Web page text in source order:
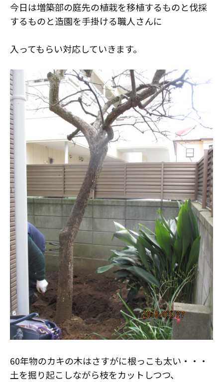
職人募集
今日は増築部の庭先の植栽を移植するものと伐採
するものと造園を手掛ける職人さんに
入ってもらい対応していきます。
60年物のカキの木はさすがに根っこも太い・・・
土を掘り起こしながら枝をカットしつつ、